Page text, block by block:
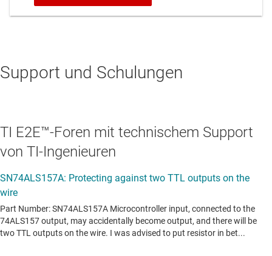
Support und Schulungen
TI E2E™-Foren mit technischem Support
von TI-Ingenieuren